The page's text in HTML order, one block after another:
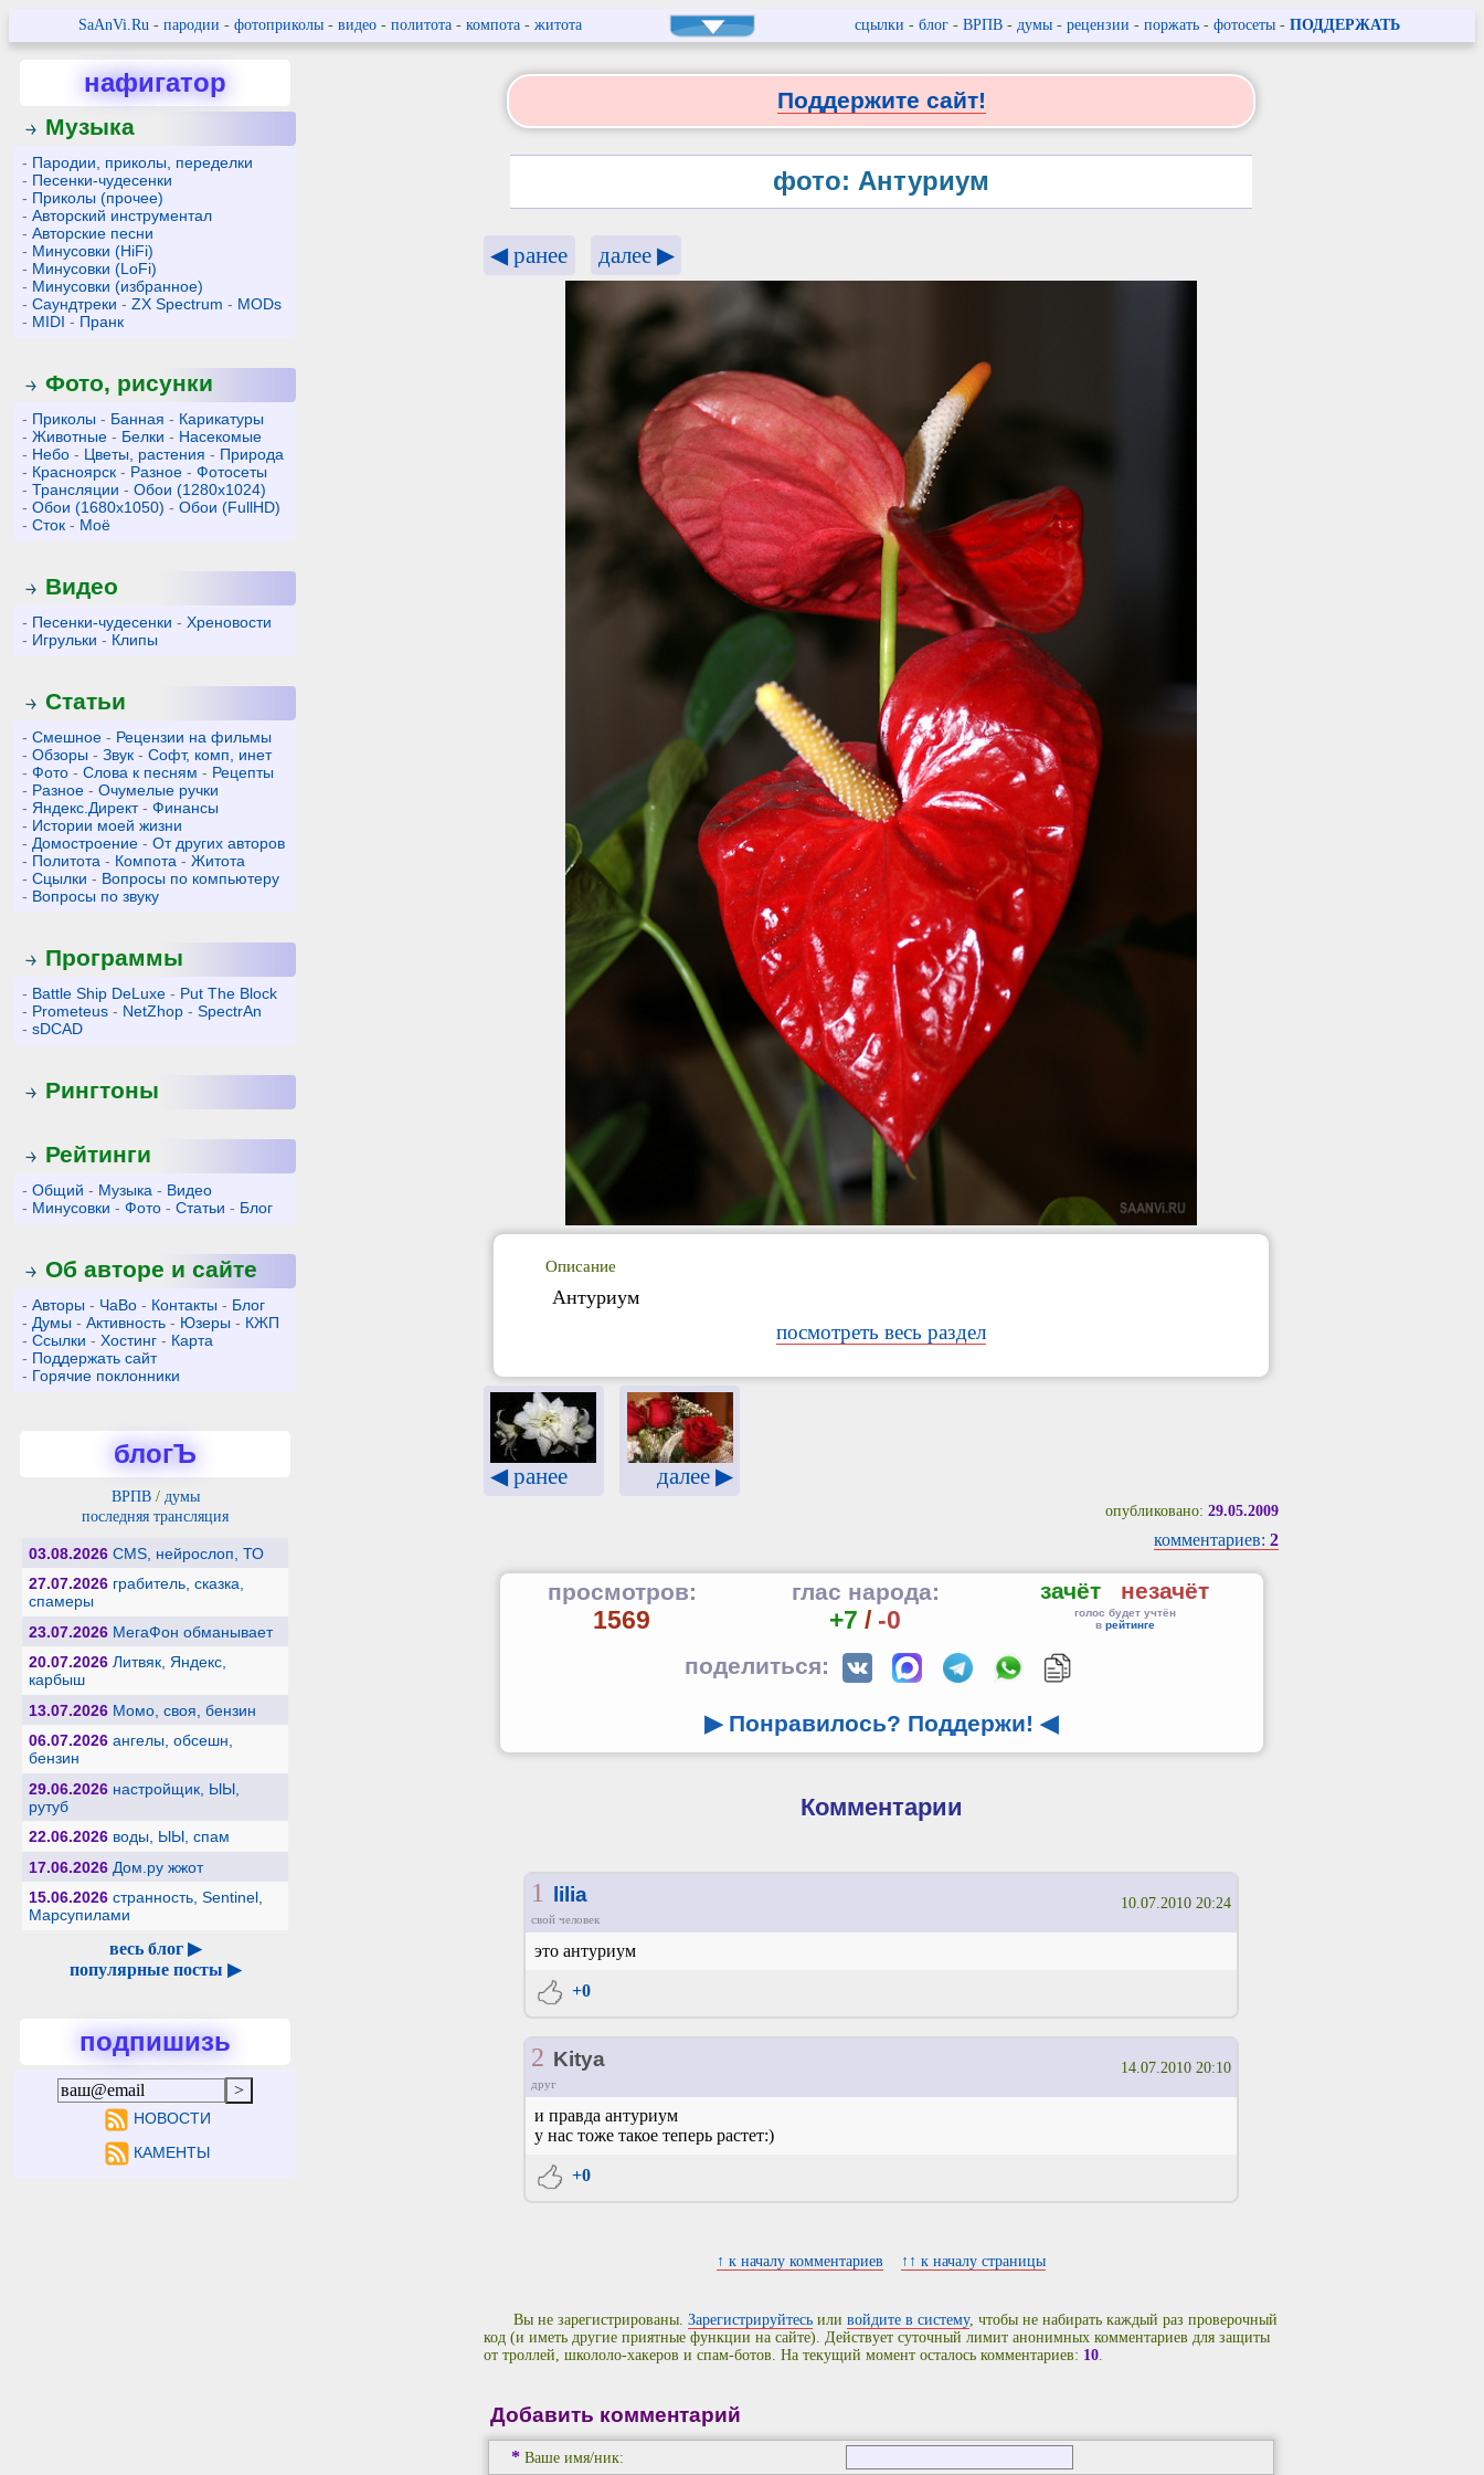
SaAnVi.Ru- пародии - фотоприколы- видео- политота- компота- житота сцылки - блог- ВРПВ- думы- рецензии - поржать- фотосеты - ПОДДЕРЖАТЬ
нафигатор
Музыка
- Пародии, приколы, переделки
- Песенки-чудесенки
- Приколы (прочее)
-Авторский инструментал
-Авторские песни
- Минусовки (HiFi)
- Минусовки (LoFi)
- Минусовки (избранное)
-Саундтреки -ZX Spectrum - MODs
- MIDI - Пранк
Фото, рисунки
- Приколы - Банная - Карикатуры
-Животные - Белки - Насекомые
- Небо - Цветы, растения - Природа
- Красноярск - Разное -Фотосеты
-Трансляции -Обои (1280x1024)
-Обои (1680x1050) -Обои (FullHD)
-Сток - Моё
Видео
- Песенки-чудесенки -Хреновости
- Игрульки - Клипы
Статьи
-Смешное - Рецензии на фильмы
-Обзоры -Звук -Софт, комп, инет
-Фото -Слова к песням - Рецепты
- Разное -Очумелые ручки
- Яндекс.Директ-Финансы
- Истории моей жизни
- Домостроение -От других авторов
- Политота - Компота -Житота
-Сцылки - Вопросы по компьютеру
- Вопросы по звуку
Программы
- Battle Ship DeLuxe - Put The Block
- Prometeus - NetZhop -SpectrAn
-sDCAD
Рингтоны
Рейтинги
-Общий - Музыка - Видео
- Минусовки -Фото -Статьи - Блог
Об авторе и сайте
-Авторы - ЧаВо - Контакты - Блог
- Думы -Активность - Юзеры - КЖП
-Ссылки -Хостинг - Карта
- Поддержать сайт
- Горячие поклонники
блогЪ
ВРПВ/ думы
последняя трансляция
03.08.2026 CMS, нейрослоп, ТО
27.07.2026 грабитель, сказка,
спамеры
23.07.2026 МегаФон обманывает
20.07.2026 Литвяк, Яндекс,
карбыш
13.07.2026 Момо, своя, бензин
06.07.2026 ангелы, обсешн,
бензин
29.06.2026 настройщик, ЫЫ,
рутуб
22.06.2026 воды, ЫЫ, спам
17.06.2026 Дом.ру жжот
15.06.2026 странность, Sentinel,
Марсупилами
весь блог ▶
популярные посты ▶
подпишизь
НОВОСТИ
КАМЕНТЫ
Поддержите сайт!
фото: Антуриум
◀ ранее далее ▶
Описание
Антуриум
посмотреть весь раздел
◀ ранее далее ▶
опубликовано: 29.05.2009
комментариев: 2
просмотров:
1569
глас народа:
+7 / -0
зачёт незачёт
голос будет учтён
в рейтинге
поделиться:
▶ Понравилось? Поддержи! ◀
Комментарии
1 lilia
свой человек
10.07.2010 20:24
это антуриум
+0
2 Kitya
друг
14.07.2010 20:10
и правда антуриум
у нас тоже такое теперь растет:)
+0
↑ к началу комментариев ↑↑ к началу страницы
Вы не зарегистрированы.Зарегистрируйтесь иливойдите в систему, чтобы не набирать каждый раз проверочный
код (и иметь другие приятные функции на сайте). Действует суточный лимит анонимных комментариев для защиты
от троллей, школоло-хакеров и спам-ботов. На текущий момент осталось комментариев: 10.
Добавить комментарий
* Ваше имя/ник: